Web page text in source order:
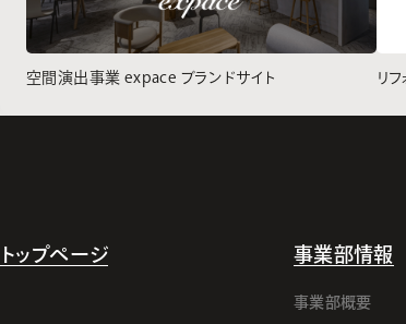
空間演出事業 expace ブランドサイト リ
トップページ 事業部情報
事業部概要